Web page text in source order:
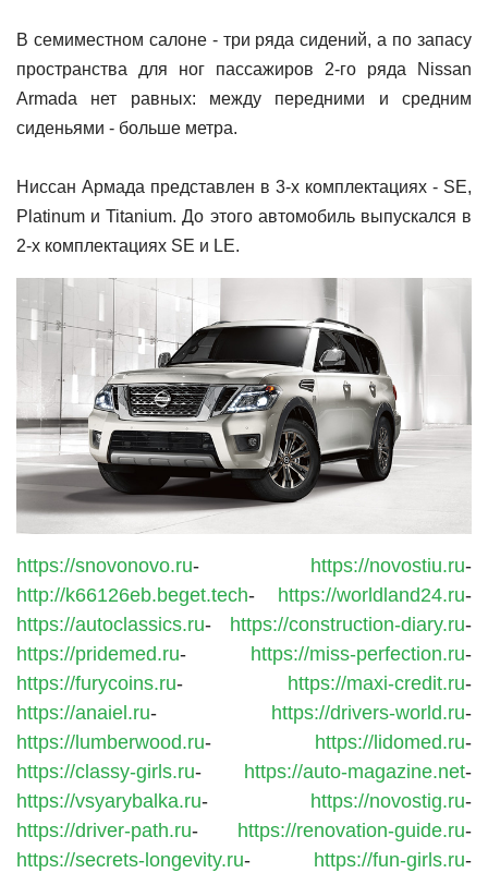
В семиместном салоне - три ряда сидений, а по запасу
пространства для ног пассажиров 2-го ряда Nissan
Armada нет равных: между передними и средним
сиденьями - больше метра.
Ниссан Армада представлен в 3-х комплектациях - SE,
Platinum и Titanium. До этого автомобиль выпускался в
2-х комплектациях SE и LE.
https://snovonovo.ru- https://novostiu.ru-
http://k66126eb.beget.tech- https://worldland24.ru-
https://autoclassics.ru- https://construction-diary.ru-
https://pridemed.ru- https://miss-perfection.ru-
https://furycoins.ru- https://maxi-credit.ru-
https://anaiel.ru- https://drivers-world.ru-
https://lumberwood.ru- https://lidomed.ru-
https://classy-girls.ru- https://auto-magazine.net-
https://vsyarybalka.ru- https://novostig.ru-
https://driver-path.ru- https://renovation-guide.ru-
https://secrets-longevity.ru- https://fun-girls.ru-